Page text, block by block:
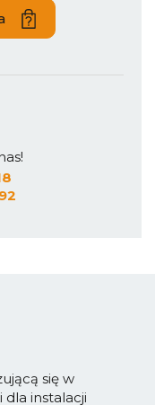
się w
instalacji